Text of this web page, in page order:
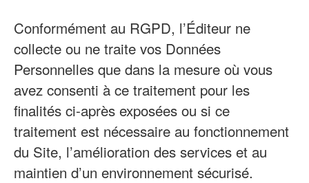
Conformément au RGPD, l’Éditeur ne
collecte ou ne traite vos Données
Personnelles que dans la mesure où vous
avez consenti à ce traitement pour les
finalités ci-après exposées ou si ce
traitement est nécessaire au fonctionnement
du Site, l’amélioration des services et au
maintien d’un environnement sécurisé.